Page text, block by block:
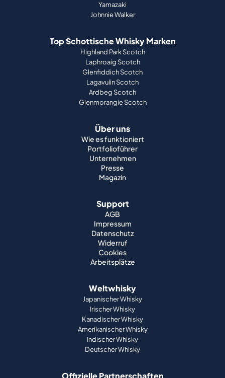
Yamazaki
Johnnie Walker
Top Schottische Whisky Marken
Highland Park Scotch
Laphroaig Scotch
Glenfiddich Scotch
Lagavulin Scotch
Ardbeg Scotch
Glenmorangie Scotch
Über uns
Wie es funktioniert
Portfolioführer
Unternehmen
Presse
Magazin
Support
AGB
Impressum
Datenschutz
Widerruf
Cookies
Arbeitsplätze
Weltwhisky
Japanischer Whisky
Irischer Whisky
Kanadischer Whisky
Amerikanischer Whisky
Indischer Whisky
Deutscher Whisky